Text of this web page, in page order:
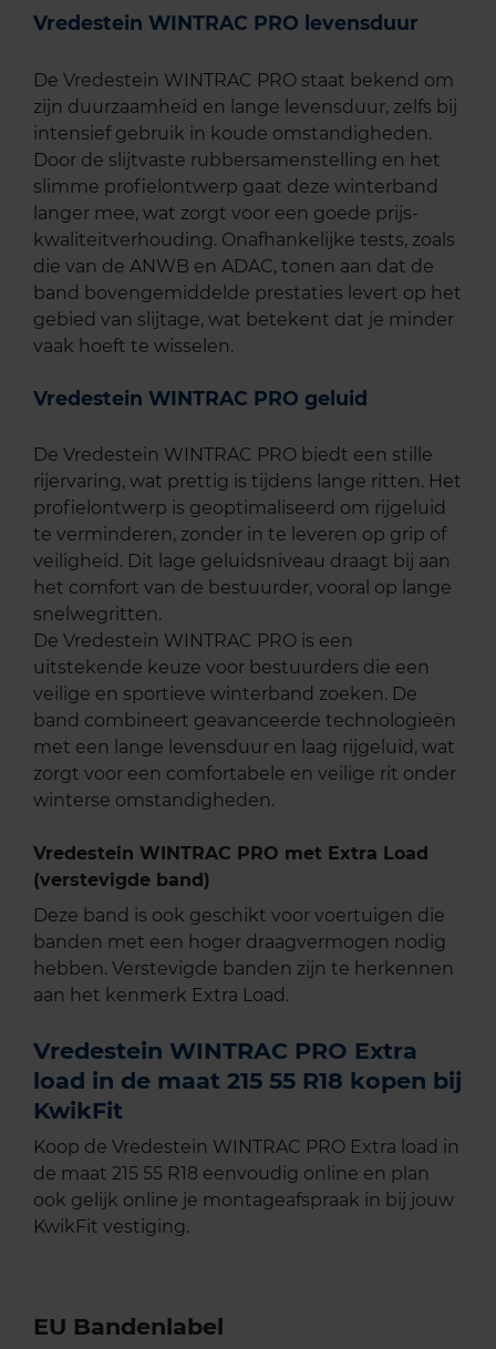
Vredestein WINTRAC PRO levensduur
De Vredestein WINTRAC PRO staat bekend om
zijn duurzaamheid en lange levensduur, zelfs bij
intensief gebruik in koude omstandigheden.
Door de slijtvaste rubbersamenstelling en het
slimme profielontwerp gaat deze winterband
langer mee, wat zorgt voor een goede prijs-
kwaliteitverhouding. Onafhankelijke tests, zoals
die van de ANWB en ADAC, tonen aan dat de
band bovengemiddelde prestaties levert op het
gebied van slijtage, wat betekent dat je minder
vaak hoeft te wisselen.
Vredestein WINTRAC PRO geluid
De Vredestein WINTRAC PRO biedt een stille
rijervaring, wat prettig is tijdens lange ritten. Het
profielontwerp is geoptimaliseerd om rijgeluid
te verminderen, zonder in te leveren op grip of
veiligheid. Dit lage geluidsniveau draagt bij aan
het comfort van de bestuurder, vooral op lange
snelwegritten.
De Vredestein WINTRAC PRO is een
uitstekende keuze voor bestuurders die een
veilige en sportieve winterband zoeken. De
band combineert geavanceerde technologieën
met een lange levensduur en laag rijgeluid, wat
zorgt voor een comfortabele en veilige rit onder
winterse omstandigheden.
Vredestein WINTRAC PRO met Extra Load
(verstevigde band)
Deze band is ook geschikt voor voertuigen die
banden met een hoger draagvermogen nodig
hebben. Verstevigde banden zijn te herkennen
aan het kenmerk Extra Load.
Vredestein WINTRAC PRO Extra
load in de maat 215 55 R18 kopen bij
KwikFit
Koop de Vredestein WINTRAC PRO Extra load in
de maat 215 55 R18 eenvoudig online en plan
ook gelijk online je montageafspraak in bij jouw
KwikFit vestiging.
EU Bandenlabel